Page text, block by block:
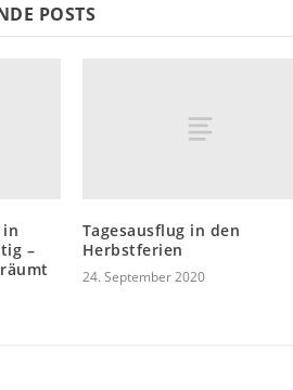
POSTS
–
Tagesausflug in den
Herbstferien
24. September 2020